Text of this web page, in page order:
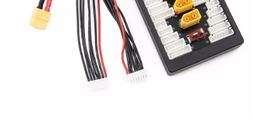
Beta65 – Betacube – Betaflight Configuration
FPV Kopteri kokoluokat